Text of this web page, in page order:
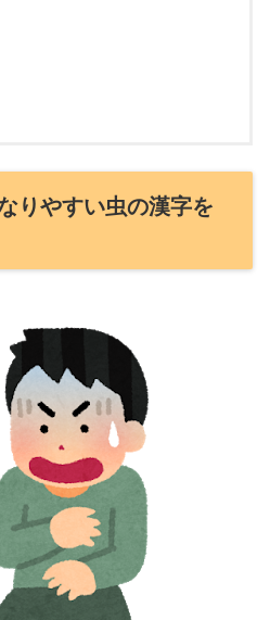
りやすい虫の漢字を